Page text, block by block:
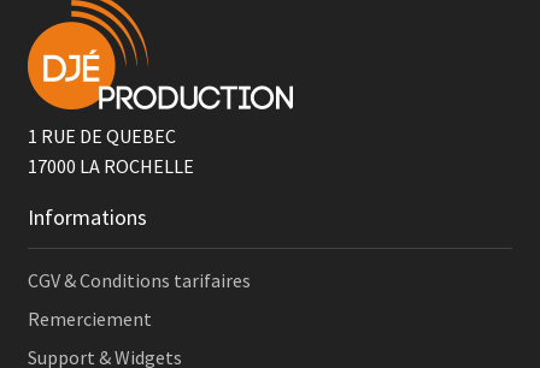
1 RUE DE QUEBEC
17000 LA ROCHELLE
Informations
CGV & Conditions tarifaires
Remerciement
Support & Widgets